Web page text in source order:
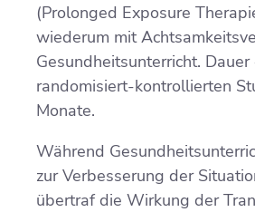
(Prolonged Exposure
wiederum mit
Gesundheitsunterricht. Dauer
randomisiert-kontrollierten
Monate.
Während
zur Verbesserung der
übertraf die Wirkung der